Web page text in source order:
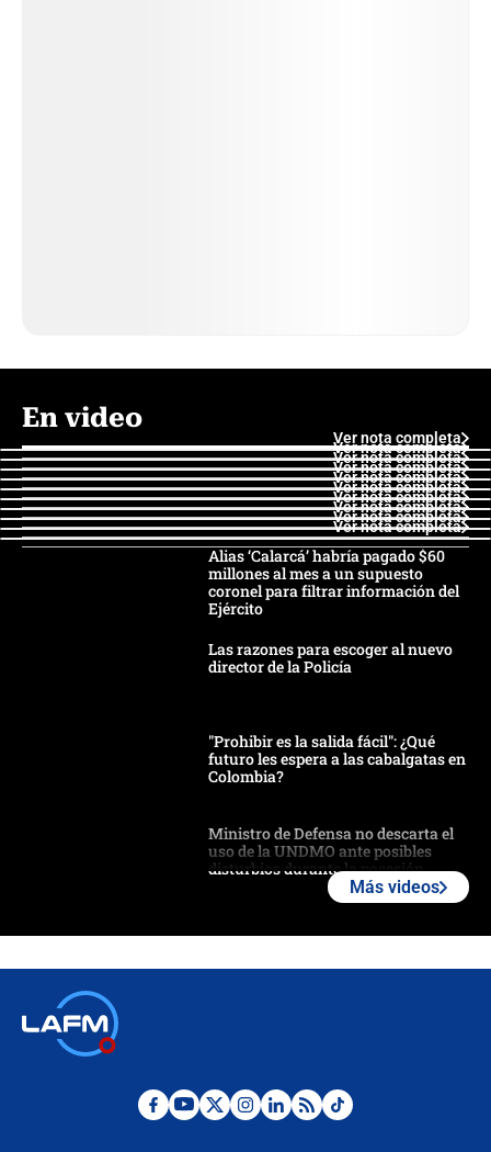
En video
Ver nota completa
Ver nota completa
Ver nota completa
Ver nota completa
Ver nota completa
Ver nota completa
Ver nota completa
Ver nota completa
Ver nota completa
Ver nota completa
Alias ‘Calarcá’ habría pagado $60
millones al mes a un supuesto
coronel para filtrar información del
Ejército
Las razones para escoger al nuevo
director de la Policía
"Prohibir es la salida fácil": ¿Qué
futuro les espera a las cabalgatas en
Colombia?
Ministro de Defensa no descarta el
uso de la UNDMO ante posibles
disturbios durante la posesión
Las seis de las 6 con Juan Lozano |
Más videos